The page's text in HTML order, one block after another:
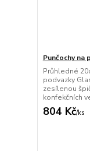
Punčochy na
Průhledné
podvazky
zesílenou
konfekčních
804 Kč/ks